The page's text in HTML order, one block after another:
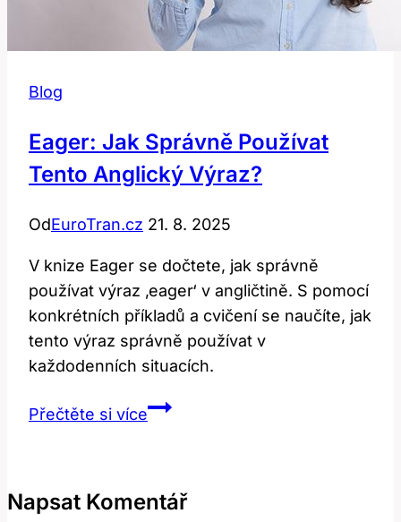
Blog
Eager: Jak Správně Používat
Tento Anglický Výraz?
OdEuroTran.cz 21. 8. 2025
V knize Eager se dočtete, jak správně
používat výraz ‚eager‘ v angličtině. S pomocí
konkrétních příkladů a cvičení se naučíte, jak
tento výraz správně používat v
každodenních situacích.
Přečtěte si víceEager:
Tento
Napsat Komentář